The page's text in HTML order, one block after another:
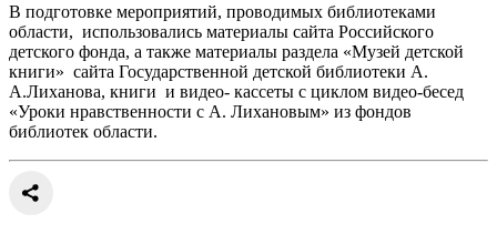
В подготовке мероприятий, проводимых библиотеками
области, использовались материалы сайта Российского
детского фонда, а также материалы раздела «Музей детской
книги» сайта Государственной детской библиотеки А.
А.Лиханова, книги и видео- кассеты с циклом видео-бесед
«Уроки нравственности с А. Лихановым» из фондов
библиотек области.